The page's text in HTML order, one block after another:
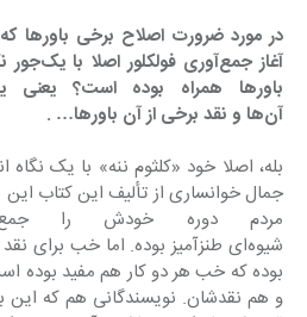
آغاز
آن‌ها و نقد برخی از آن باورها… .
بله، اصلا خود «کلثوم ننه» با یک
جمال خوانساری از تألیف این کتاب این